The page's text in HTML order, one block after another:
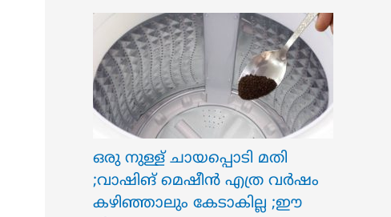
ഒരു നുള്ള് ചായപ്പൊടി മതി
;വാഷിങ് മെഷീൻ എത്ര വർഷം
കഴിഞ്ഞാലും കേടാകില്ല ;ഈ